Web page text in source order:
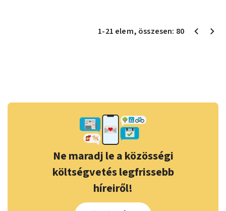
1-21 elem, összesen: 80
Ne maradj le a közösségi
költségvetés legfrissebb
híreiről!